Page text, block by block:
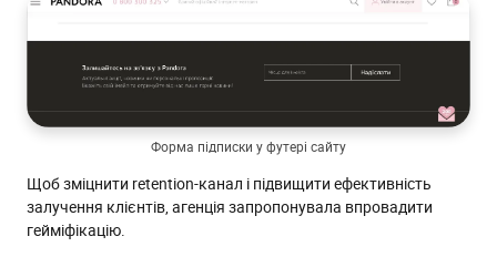
Форма підписки у футері сайту
Щоб зміцнити retention-канал і підвищити ефективність
залучення клієнтів, агенція запропонувала впровадити
гейміфікацію.